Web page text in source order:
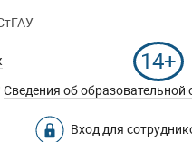
14+
Сведения об образовательной
Вход для